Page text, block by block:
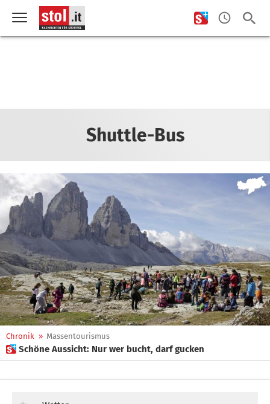
Shuttle-Bus
Chronik » Massentourismus
 Schöne Aussicht: Nur wer bucht, darf gucken